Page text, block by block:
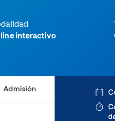
interactivo
Admisión